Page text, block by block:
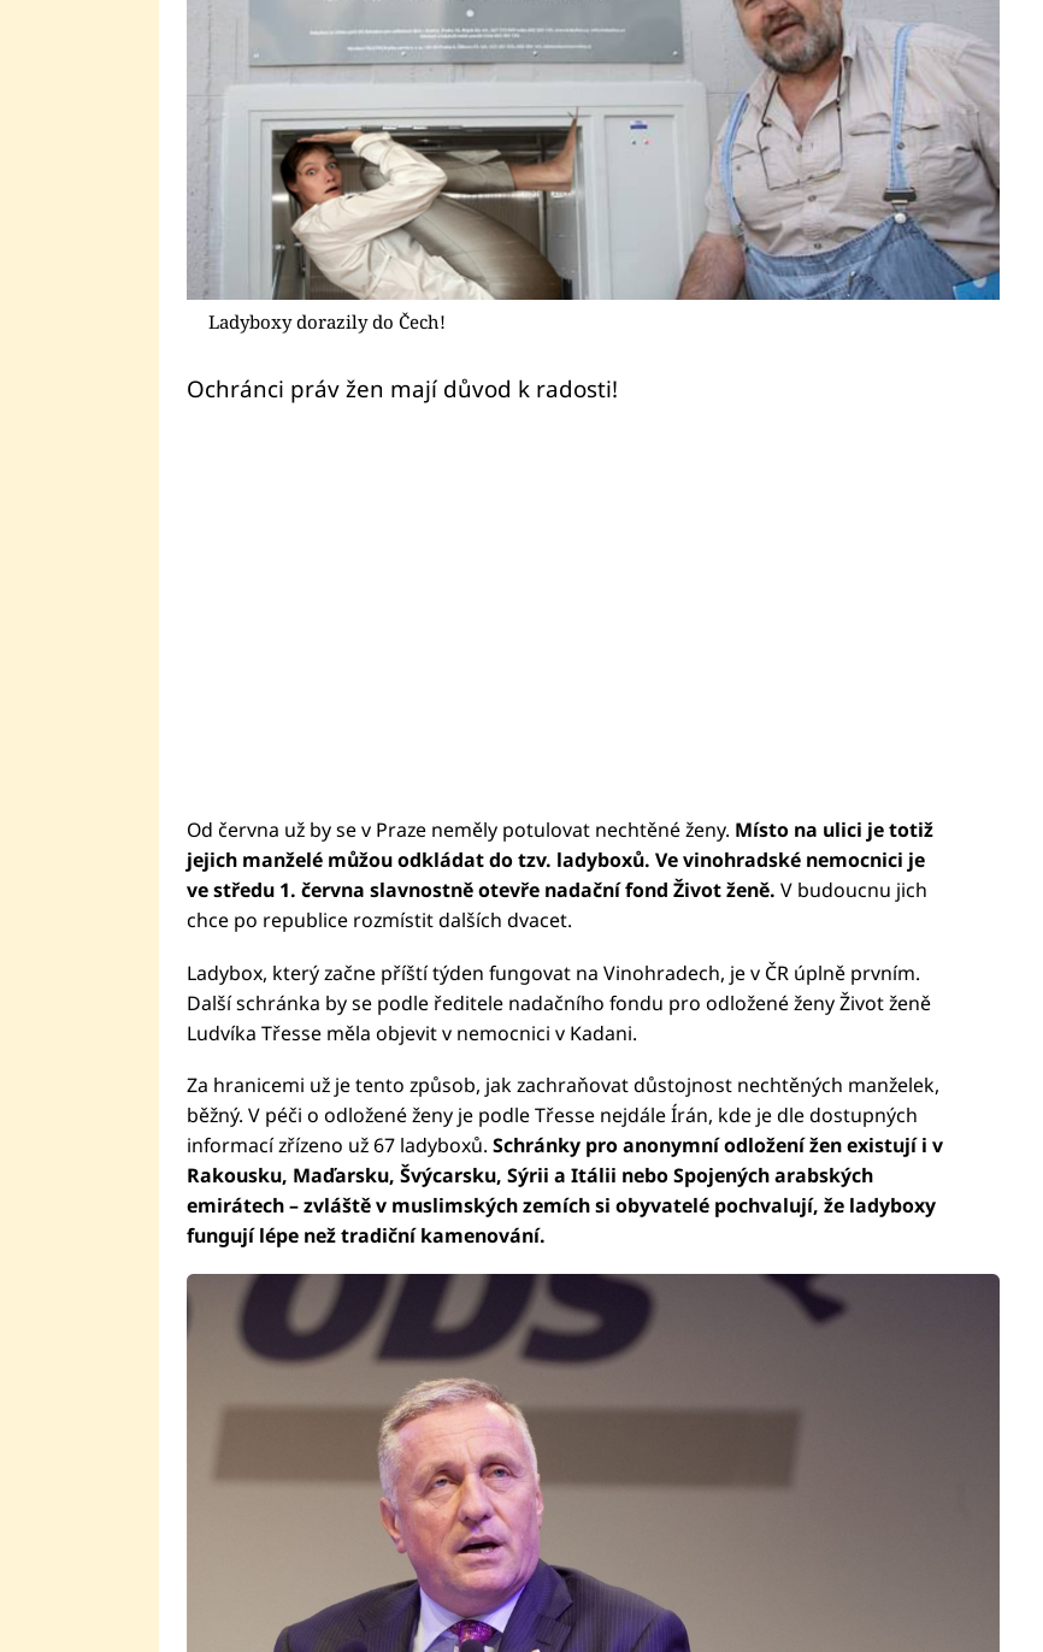
Ladyboxy dorazily do Čech!
Ochránci práv žen mají důvod k radosti!
Od června už by se v Praze neměly potulovat nechtěné ženy. Místo na ulici je totiž
jejich manželé můžou odkládat do tzv. ladyboxů. Ve vinohradské nemocnici je
ve středu 1. června slavnostně otevře nadační fond Život ženě. V budoucnu jich
chce po republice rozmístit dalších dvacet.
Ladybox, který začne příští týden fungovat na Vinohradech, je v ČR úplně prvním.
Další schránka by se podle ředitele nadačního fondu pro odložené ženy Život ženě
Ludvíka Třesse měla objevit v nemocnici v Kadani.
Za hranicemi už je tento způsob, jak zachraňovat důstojnost nechtěných manželek,
běžný. V péči o odložené ženy je podle Třesse nejdále Írán, kde je dle dostupných
informací zřízeno už 67 ladyboxů. Schránky pro anonymní odložení žen existují i v
Rakousku, Maďarsku, Švýcarsku, Sýrii a Itálii nebo Spojených arabských
emirátech – zvláště v muslimských zemích si obyvatelé pochvalují, že ladyboxy
fungují lépe než tradiční kamenování.